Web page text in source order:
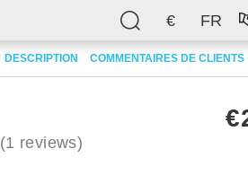
€ FR
DESCRIPTION COMMENTAIRES DE CLIENTS
(1 reviews)